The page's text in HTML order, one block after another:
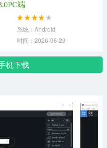
讯 游戏辅助
端
系统：Android
时间：2026-06-23
机下载